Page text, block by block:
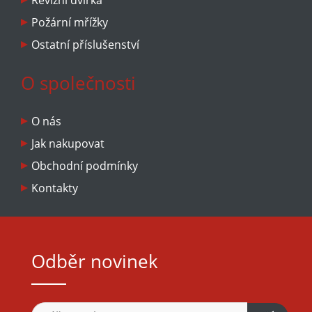
Požární mřížky
Ostatní příslušenství
O společnosti
O nás
Jak nakupovat
Obchodní podmínky
Kontakty
Odběr novinek